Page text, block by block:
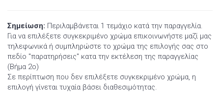
Σημείωση: Περιλαμβάνεται 1 τεμάχιο κατά την παραγγελία.
Για να επιλέξετε συγκεκριμένο χρώμα επικοινωνήστε μαζί μας
τηλεφωνικά ή συμπληρώστε το χρώμα της επιλογής σας στο
πεδίο "παρατηρήσεις" κατα την εκτέλεση της παραγγελίας
(Βήμα 2ο)
Σε περίπτωση που δεν επιλέξετε συγκεκριμένο χρώμα, η
επιλογή γίνεται τυχαία βάσει διαθεσιμότητας.